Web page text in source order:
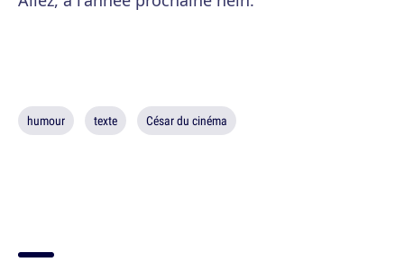
humour texte César du cinéma